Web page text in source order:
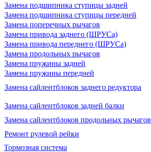
Замена подшипника ступицы задней
Замена подшипника ступицы передней
Замена поперечных рычагов
Замена привода заднего (ШРУСа)
Замена привода переднего (ШРУСа)
Замена продольных рычагов
Замена пружины задней
Замена пружины передней
Замена сайлентблоков заднего редуктора
Замена сайлентблоков задней балки
Замена сайлентблоков продольных рычагов
Ремонт рулевой рейки
Тормозная система